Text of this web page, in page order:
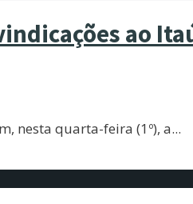
ao
nesta quarta-feira (1º), a...